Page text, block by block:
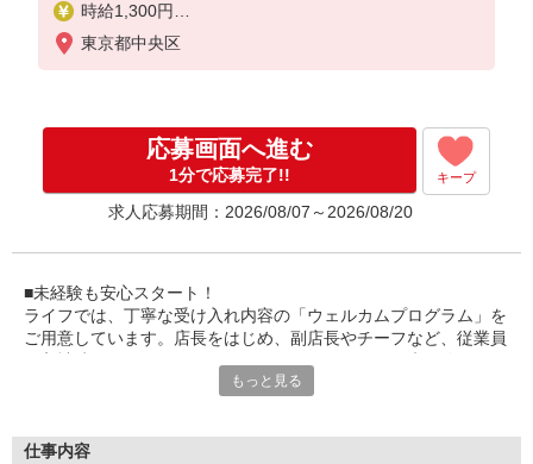
時給1,300円
高校生は21:30までの勤務 時給1,250円
東京都中央区
応募画面へ進む
1分で応募完了!! キープ
求人応募期間：2026/08/07～2026/08/20
■未経験も安心スタート！
ライフでは、丁寧な受け入れ内容の「ウェルカムプログラム」を
ご用意しています。店長をはじめ、副店長やチーフなど、従業員
バイトデビューの方も安心。雰囲気やチームワークのよさなど、
■目利きのプロを目指す！
もっと見る
仕事内容